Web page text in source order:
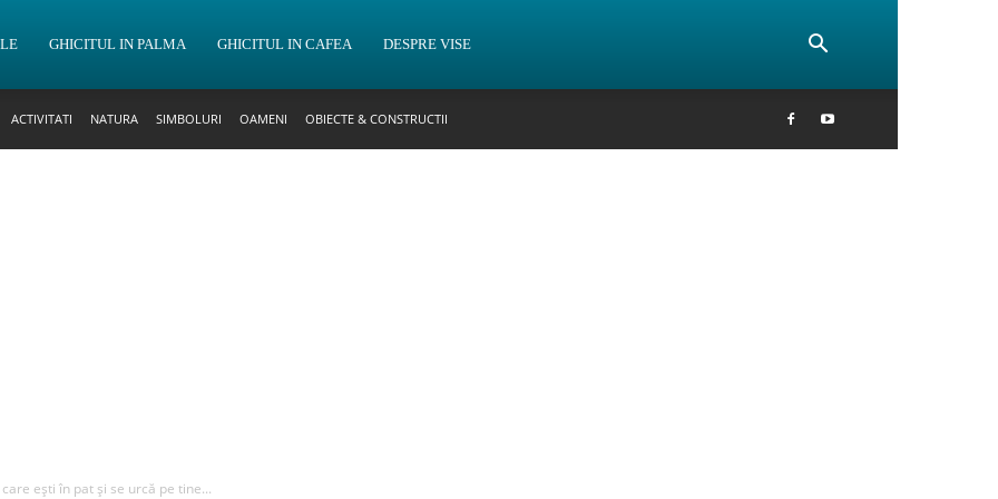
GHICITUL IN PALMA GHICITUL IN CAFEA DESPRE VISE
ACTIVITATI NATURA SIMBOLURI OAMENI OBIECTE & CONSTRUCTII
ești în pat și se urcă pe tine...